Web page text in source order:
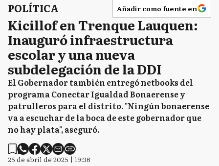
POLÍTICA Añadir como fuente en
Kicillof en Trenque Lauquen:
Inauguró infraestructura
escolar y una nueva
subdelegación de la DDI
El Gobernador también entregó netbooks del
programa Conectar Igualdad Bonaerense y
patrulleros para el distrito. "Ningún bonaerense
va a escuchar de la boca de este gobernador que
no hay plata", aseguró.
25 de abril de 2025 | 19:36